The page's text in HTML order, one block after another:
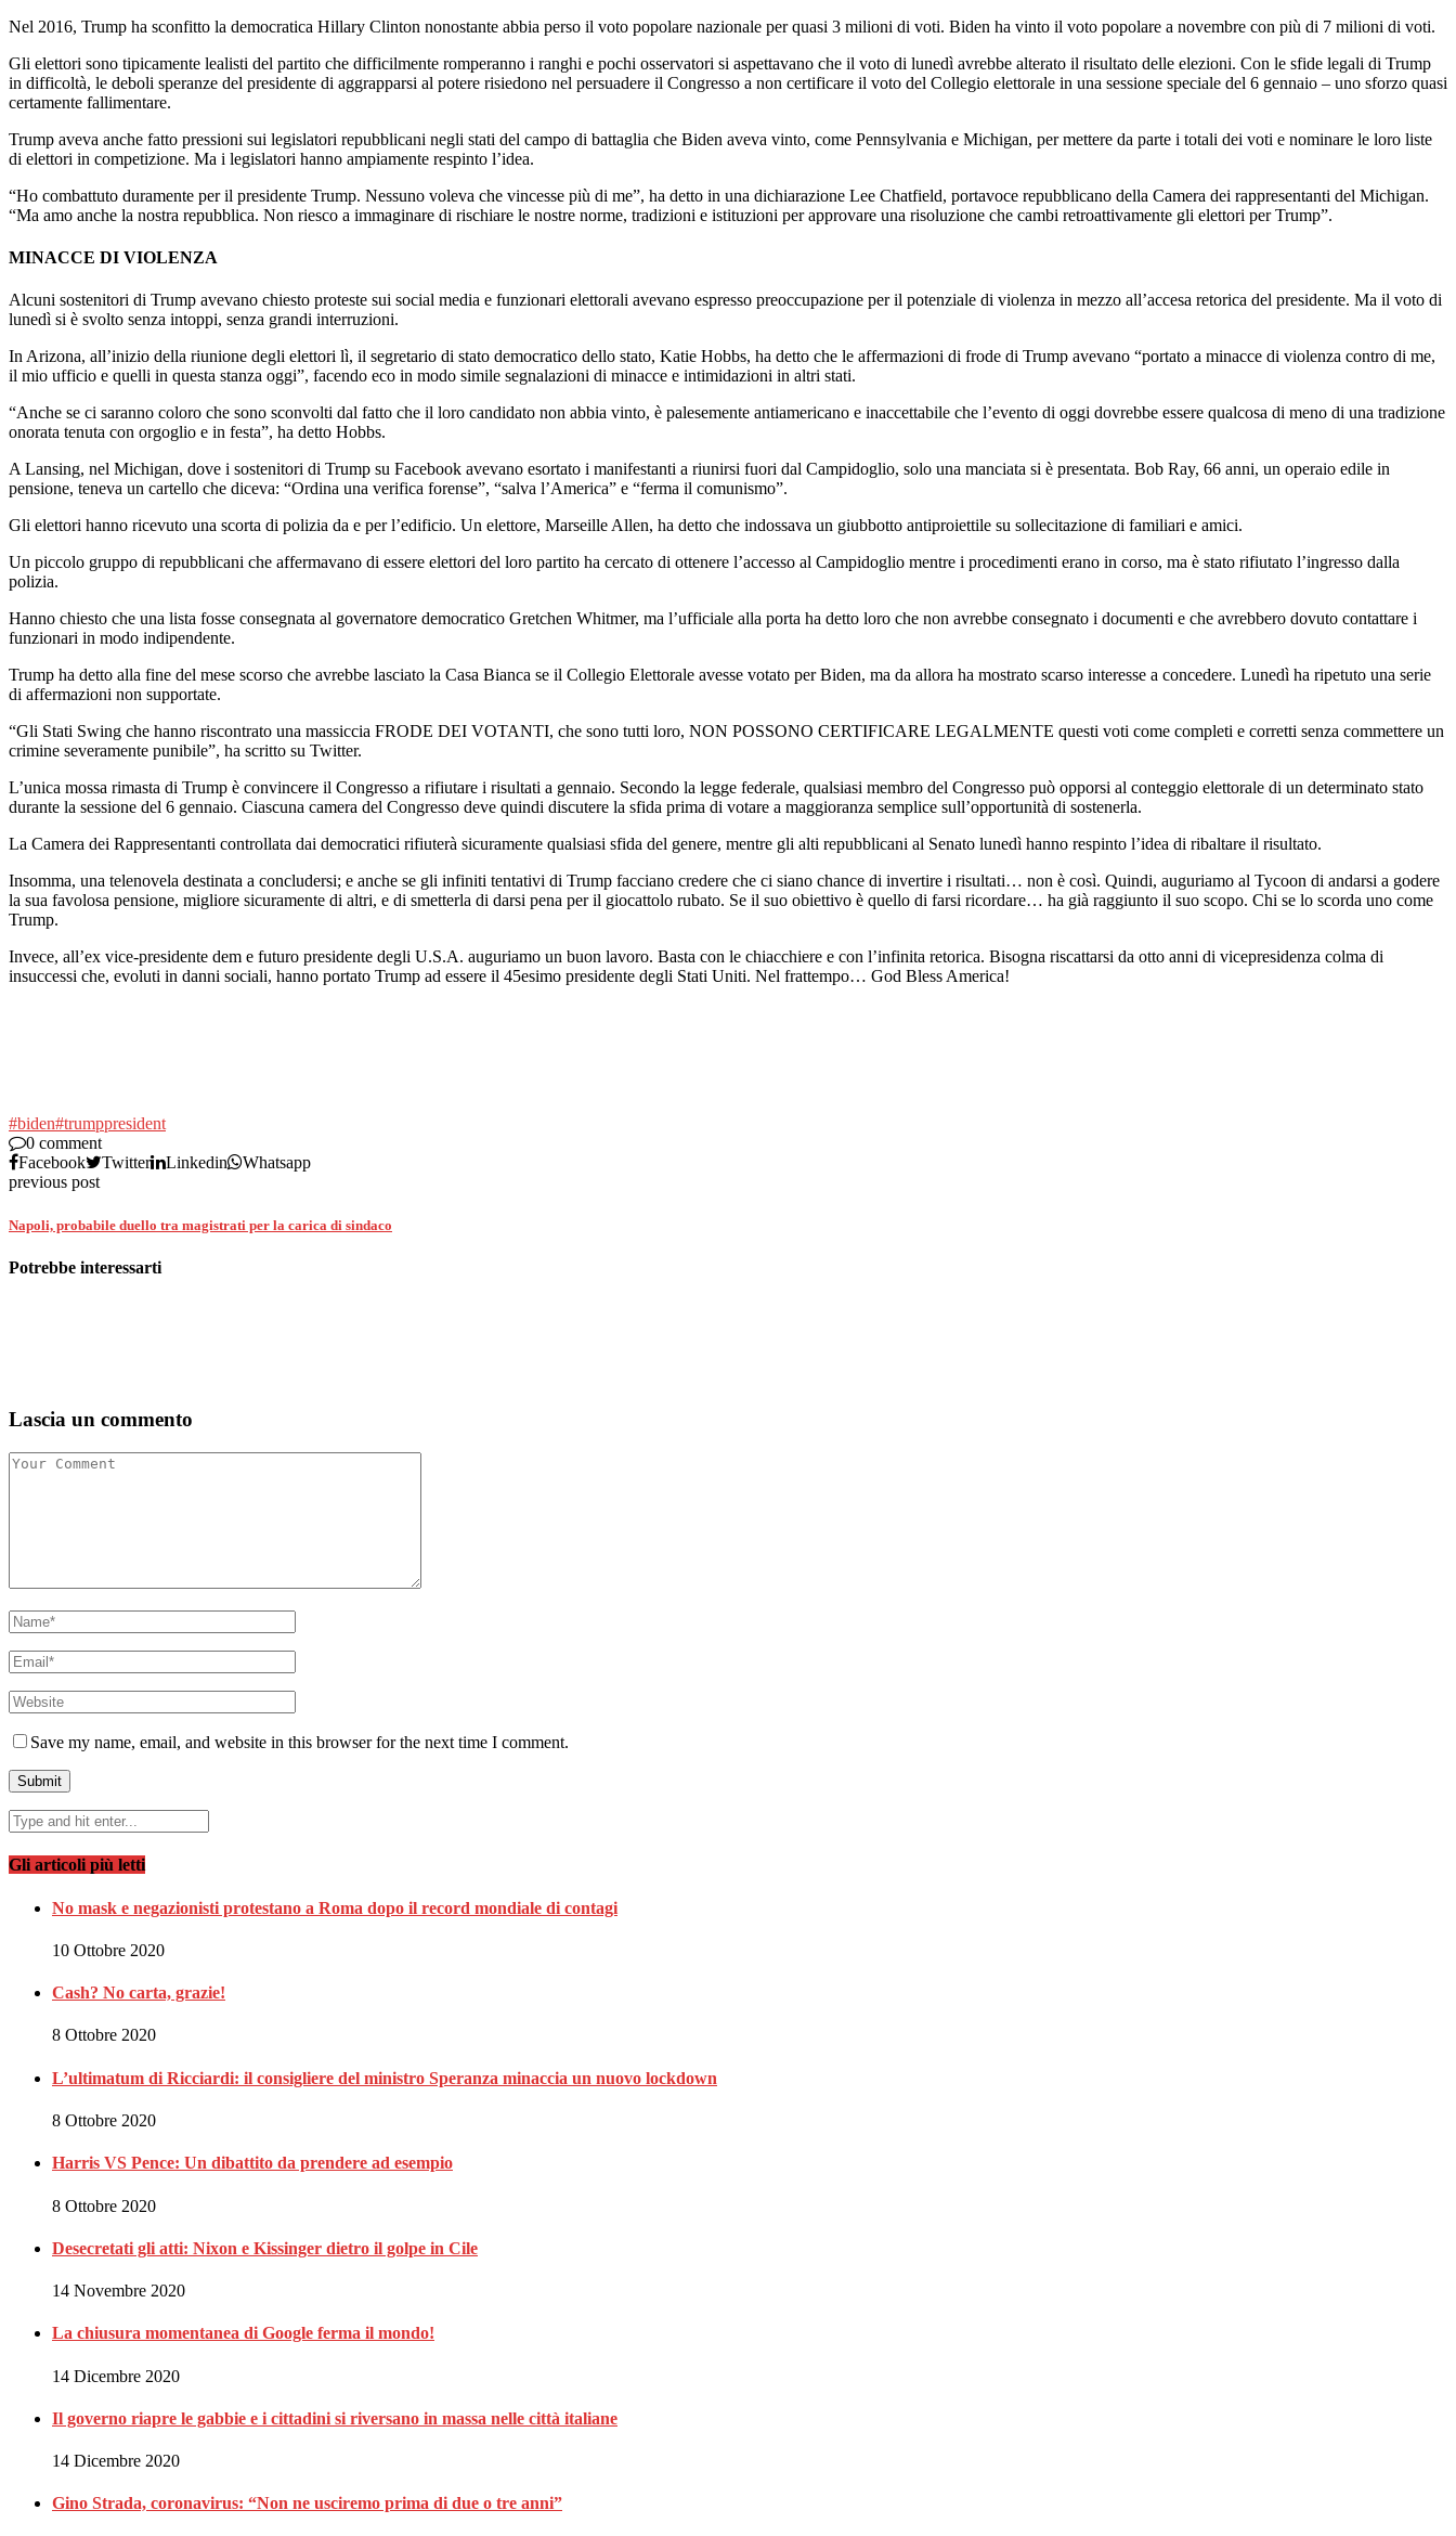
Nel 2016, Trump ha sconfitto la democratica Hillary Clinton nonostante abbia perso il voto popolare nazionale per quasi 3 milioni di voti. Biden ha vinto il voto popolare a novembre con più di 7 milioni di voti.
Gli elettori sono tipicamente lealisti del partito che difficilmente romperanno i ranghi e pochi osservatori si aspettavano che il voto di lunedì avrebbe alterato il risultato delle elezioni. Con le sfide legali di Trump
in difficoltà, le deboli speranze del presidente di aggrapparsi al potere risiedono nel persuadere il Congresso a non certificare il voto del Collegio elettorale in una sessione speciale del 6 gennaio – uno sforzo quasi
certamente fallimentare.
Trump aveva anche fatto pressioni sui legislatori repubblicani negli stati del campo di battaglia che Biden aveva vinto, come Pennsylvania e Michigan, per mettere da parte i totali dei voti e nominare le loro liste
di elettori in competizione. Ma i legislatori hanno ampiamente respinto l’idea.
“Ho combattuto duramente per il presidente Trump. Nessuno voleva che vincesse più di me”, ha detto in una dichiarazione Lee Chatfield, portavoce repubblicano della Camera dei rappresentanti del Michigan.
“Ma amo anche la nostra repubblica. Non riesco a immaginare di rischiare le nostre norme, tradizioni e istituzioni per approvare una risoluzione che cambi retroattivamente gli elettori per Trump”.
MINACCE DI VIOLENZA
Alcuni sostenitori di Trump avevano chiesto proteste sui social media e funzionari elettorali avevano espresso preoccupazione per il potenziale di violenza in mezzo all’accesa retorica del presidente. Ma il voto di
lunedì si è svolto senza intoppi, senza grandi interruzioni.
In Arizona, all’inizio della riunione degli elettori lì, il segretario di stato democratico dello stato, Katie Hobbs, ha detto che le affermazioni di frode di Trump avevano “portato a minacce di violenza contro di me,
il mio ufficio e quelli in questa stanza oggi”, facendo eco in modo simile segnalazioni di minacce e intimidazioni in altri stati.
“Anche se ci saranno coloro che sono sconvolti dal fatto che il loro candidato non abbia vinto, è palesemente antiamericano e inaccettabile che l’evento di oggi dovrebbe essere qualcosa di meno di una tradizione
onorata tenuta con orgoglio e in festa”, ha detto Hobbs.
A Lansing, nel Michigan, dove i sostenitori di Trump su Facebook avevano esortato i manifestanti a riunirsi fuori dal Campidoglio, solo una manciata si è presentata. Bob Ray, 66 anni, un operaio edile in
pensione, teneva un cartello che diceva: “Ordina una verifica forense”, “salva l’America” ​​e “ferma il comunismo”.
Gli elettori hanno ricevuto una scorta di polizia da e per l’edificio. Un elettore, Marseille Allen, ha detto che indossava un giubbotto antiproiettile su sollecitazione di familiari e amici.
Un piccolo gruppo di repubblicani che affermavano di essere elettori del loro partito ha cercato di ottenere l’accesso al Campidoglio mentre i procedimenti erano in corso, ma è stato rifiutato l’ingresso dalla
polizia.
Hanno chiesto che una lista fosse consegnata al governatore democratico Gretchen Whitmer, ma l’ufficiale alla porta ha detto loro che non avrebbe consegnato i documenti e che avrebbero dovuto contattare i
funzionari in modo indipendente.
Trump ha detto alla fine del mese scorso che avrebbe lasciato la Casa Bianca se il Collegio Elettorale avesse votato per Biden, ma da allora ha mostrato scarso interesse a concedere. Lunedì ha ripetuto una serie
di affermazioni non supportate.
“Gli Stati Swing che hanno riscontrato una massiccia FRODE DEI VOTANTI, che sono tutti loro, NON POSSONO CERTIFICARE LEGALMENTE questi voti come completi e corretti senza commettere un
crimine severamente punibile”, ha scritto su Twitter.
L’unica mossa rimasta di Trump è convincere il Congresso a rifiutare i risultati a gennaio. Secondo la legge federale, qualsiasi membro del Congresso può opporsi al conteggio elettorale di un determinato stato
durante la sessione del 6 gennaio. Ciascuna camera del Congresso deve quindi discutere la sfida prima di votare a maggioranza semplice sull’opportunità di sostenerla.
La Camera dei Rappresentanti controllata dai democratici rifiuterà sicuramente qualsiasi sfida del genere, mentre gli alti repubblicani al Senato lunedì hanno respinto l’idea di ribaltare il risultato.
Insomma, una telenovela destinata a concludersi; e anche se gli infiniti tentativi di Trump facciano credere che ci siano chance di invertire i risultati… non è così. Quindi, auguriamo al Tycoon di andarsi a godere
la sua favolosa pensione, migliore sicuramente di altri, e di smetterla di darsi pena per il giocattolo rubato. Se il suo obiettivo è quello di farsi ricordare… ha già raggiunto il suo scopo. Chi se lo scorda uno come
Trump.
Invece, all’ex vice-presidente dem e futuro presidente degli U.S.A. auguriamo un buon lavoro. Basta con le chiacchiere e con l’infinita retorica. Bisogna riscattarsi da otto anni di vicepresidenza colma di
insuccessi che, evoluti in danni sociali, hanno portato Trump ad essere il 45esimo presidente degli Stati Uniti. Nel frattempo… God Bless America!
#biden#trumppresident
0 comment
Facebook
Twitter Linkedin
Whatsapp
previous post
Napoli, probabile duello tra magistrati per la carica di sindaco
Potrebbe interessarti
Lascia un commento
Save my name, email, and website in this browser for the next time I comment.
Gli articoli più letti
No mask e negazionisti protestano a Roma dopo il record mondiale di contagi
10 Ottobre 2020
Cash? No carta, grazie!
8 Ottobre 2020
L’ultimatum di Ricciardi: il consigliere del ministro Speranza minaccia un nuovo lockdown
8 Ottobre 2020
Harris VS Pence: Un dibattito da prendere ad esempio
8 Ottobre 2020
Desecretati gli atti: Nixon e Kissinger dietro il golpe in Cile
14 Novembre 2020
La chiusura momentanea di Google ferma il mondo!
14 Dicembre 2020
Il governo riapre le gabbie e i cittadini si riversano in massa nelle città italiane
14 Dicembre 2020
Gino Strada, coronavirus: “Non ne usciremo prima di due o tre anni”